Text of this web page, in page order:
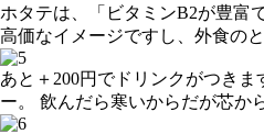
ホタテは、「ビタミンB2が豊富
高価なイメージですし、外食の
あと＋200円でドリンクがつき
ー。 飲んだら寒いからだが芯か